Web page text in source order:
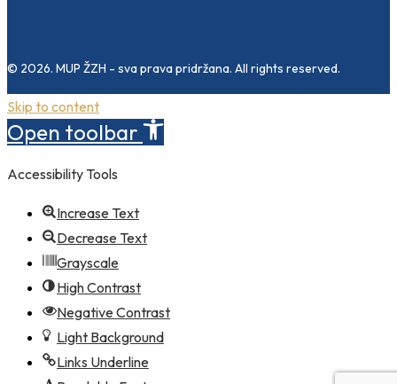
© 2026. MUP ŽZH - sva prava pridržana. All rights reserved.
Skip to content
Open toolbar
Accessibility Tools
Increase Text
Decrease Text
Grayscale
High Contrast
Negative Contrast
Light Background
Links Underline